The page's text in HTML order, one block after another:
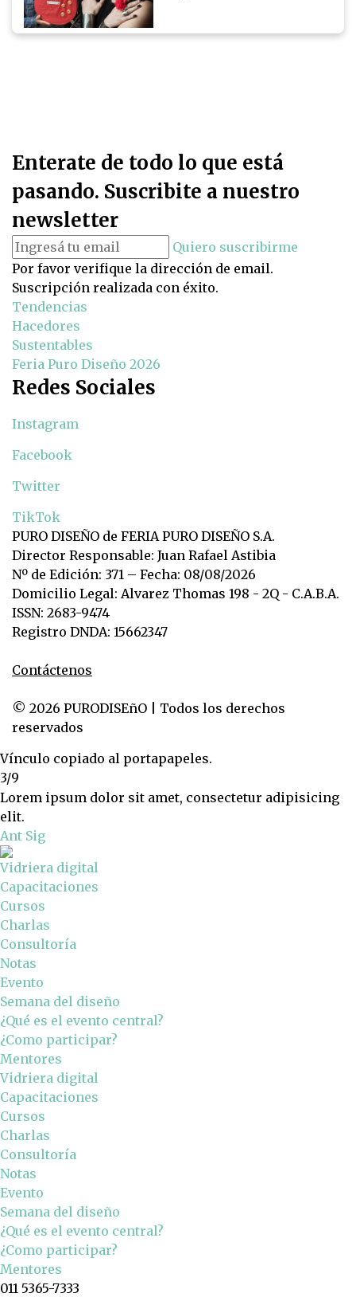
Enterate de todo lo que está
pasando. Suscribite a nuestro
newsletter
Quiero suscribirme
Por favor verifique la dirección de email.
Suscripción realizada con éxito.
Tendencias
Hacedores
Sustentables
Feria Puro Diseño 2026
Redes Sociales
Instagram
Facebook
Twitter
TikTok
PURO DISEÑO de FERIA PURO DISEÑO S.A.
Director Responsable: Juan Rafael Astibia
Nº de Edición: 371 – Fecha: 08/08/2026
Domicilio Legal: Alvarez Thomas 198 - 2Q - C.A.B.A.
ISSN: 2683-9474
Registro DNDA: 15662347
Contáctenos
© 2026 PURODISEñO | Todos los derechos
reservados
Vínculo copiado al portapapeles.
3/9
Lorem ipsum dolor sit amet, consectetur adipisicing
elit.
Ant Sig
Vidriera digital
Capacitaciones
Cursos
Charlas
Consultoría
Notas
Evento
Semana del diseño
¿Qué es el evento central?
¿Como participar?
Mentores
Vidriera digital
Capacitaciones
Cursos
Charlas
Consultoría
Notas
Evento
Semana del diseño
¿Qué es el evento central?
¿Como participar?
Mentores
011 5365-7333